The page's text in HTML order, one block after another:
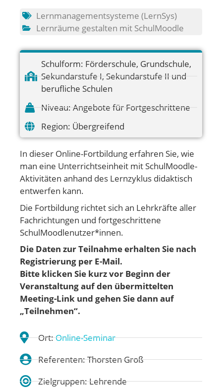
Lernmanagementsysteme (LernSys)
Lernräume gestalten mit SchulMoodle
Schulform: Förderschule, Grundschule,
Sekundarstufe I, Sekundarstufe II und
berufliche Schulen
Niveau: Angebote für Fortgeschrittene
Region: Übergreifend
In dieser Online-Fortbildung erfahren Sie, wie
man eine Unterrichtseinheit mit SchulMoodle-
Aktivitäten anhand des Lernzyklus didaktisch
entwerfen kann.
Die Fortbildung richtet sich an Lehrkräfte aller
Fachrichtungen und fortgeschrittene
SchulMoodlenutzer*innen.
Die Daten zur Teilnahme erhalten Sie nach
Registrierung per E-Mail.
Bitte klicken Sie kurz vor Beginn der
Veranstaltung auf den übermittelten
Meeting-Link und gehen Sie dann auf
„Teilnehmen“.
Ort:Online-Seminar
Referenten: Thorsten Groß
Zielgruppen: Lehrende